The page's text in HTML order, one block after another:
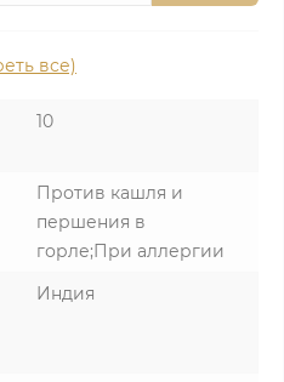
все)
10
Против кашля и
першения в
горле;При аллергии
Индия